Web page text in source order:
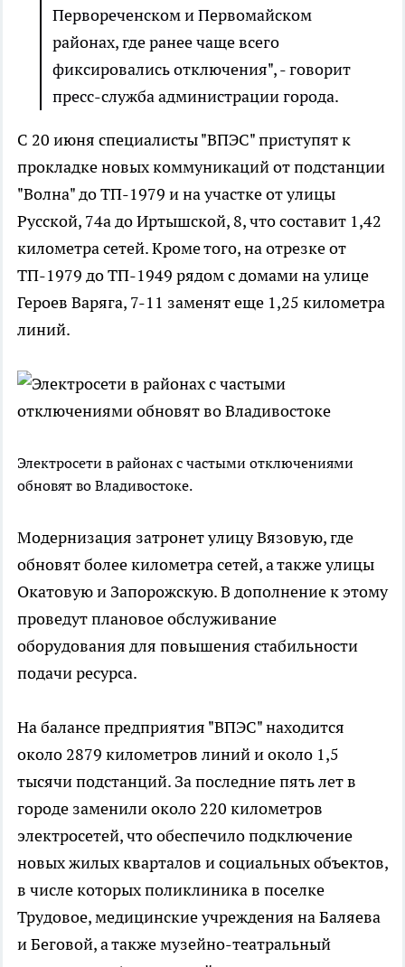
Первореченском и Первомайском
районах, где ранее чаще всего
фиксировались отключения", - говорит
пресс-служба администрации города.
С 20 июня специалисты "ВПЭС" приступят к
прокладке новых коммуникаций от подстанции
"Волна" до ТП-1979 и на участке от улицы
Русской, 74а до Иртышской, 8, что составит 1,42
километра сетей. Кроме того, на отрезке от
ТП-1979 до ТП-1949 рядом с домами на улице
Героев Варяга, 7-11 заменят еще 1,25 километра
линий.
Электросети в районах с частыми отключениями
обновят во Владивостоке.
Модернизация затронет улицу Вязовую, где
обновят более километра сетей, а также улицы
Окатовую и Запорожскую. В дополнение к этому
проведут плановое обслуживание
оборудования для повышения стабильности
подачи ресурса.
На балансе предприятия "ВПЭС" находится
около 2879 километров линий и около 1,5
тысячи подстанций. За последние пять лет в
городе заменили около 220 километров
электросетей, что обеспечило подключение
новых жилых кварталов и социальных объектов,
в числе которых поликлиника в поселке
Трудовое, медицинские учреждения на Баляева
и Беговой, а также музейно-театральный